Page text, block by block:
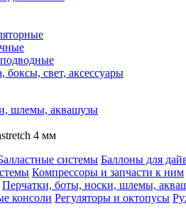
боксы, свет, аксессуары
шлемы, аквашузы
4 мм
системы Баллоны для
Компрессоры и запчасти к ним
Перчатки, боты, носки, шлемы,
консоли Регуляторы и октопусы